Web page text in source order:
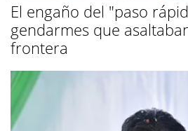
El engaño del "paso
gendarmes que
frontera